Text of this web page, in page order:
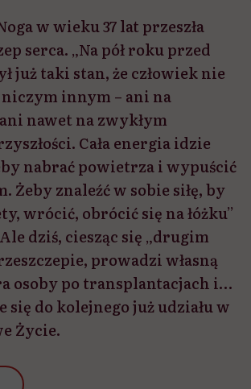
w wieku 37 lat przeszła
serca. „Na pół roku przed
już taki stan, że człowiek nie
innym – ani na
nawet na zwykłym
Cała energia idzie
nabrać powietrza i wypuścić
Żeby znaleźć w sobie siłę, by
wrócić, obrócić się na łóżku”
dziś, ciesząc się „drugim
prowadzi własną
osoby po transplantacjach i…
do kolejnego już udziału w
Życie.